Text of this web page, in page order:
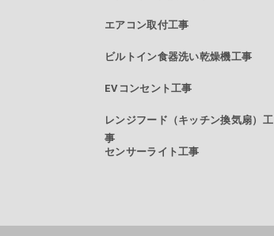
エアコン取付工事
ビルトイン食器洗い乾燥機工事
EVコンセント工事
レンジフード（キッチン換気扇）工
事
センサーライト工事